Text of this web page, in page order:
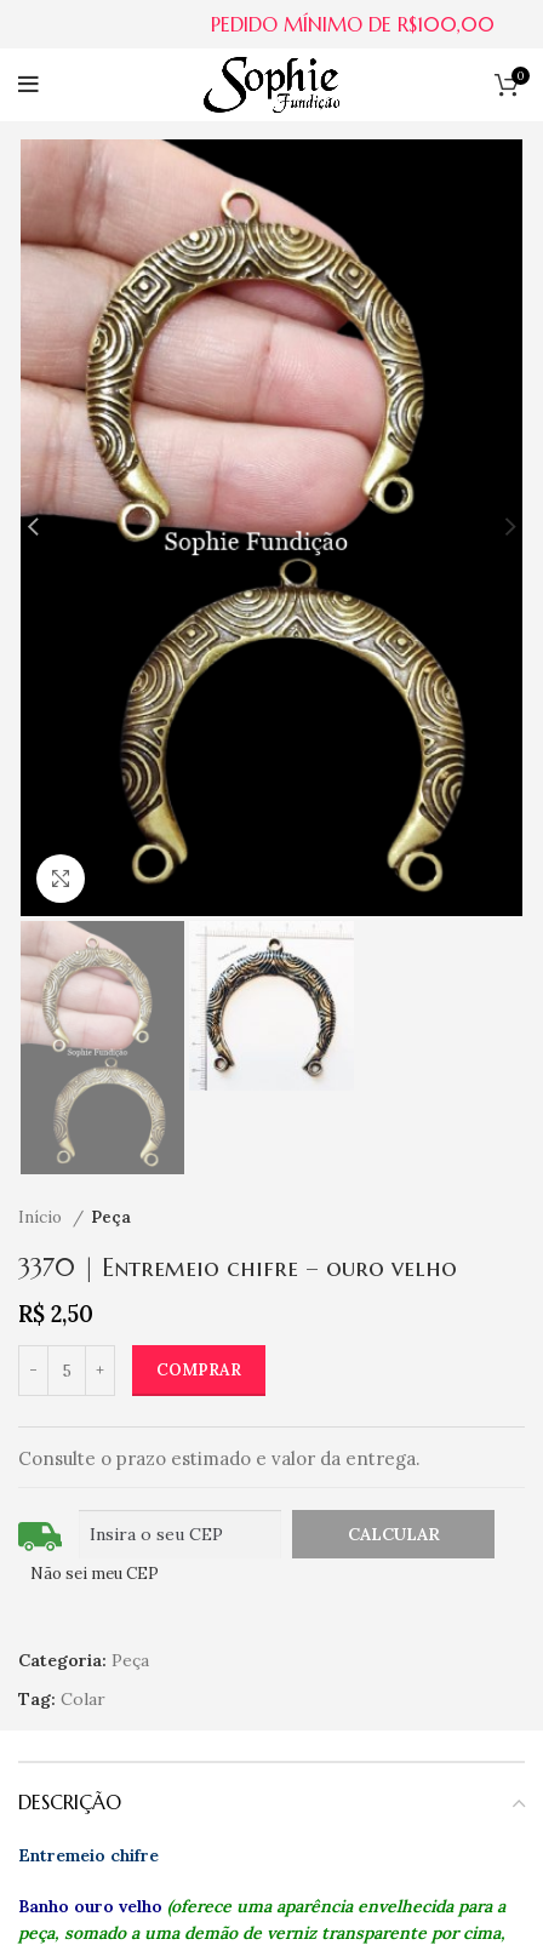
0
Clique para ampliar
Início Peça
3370 | Entremeio chifre – ouro velho
R$ 2,50
COMPRAR
Consulte o prazo estimado e valor da entrega.
Não sei meu CEP
Categoria: Peça
Tag: Colar
DESCRIÇÃO
Entremeio chifre
Banho ouro velho (oferece uma aparência envelhecida para a
peça, somado a uma demão de verniz transparente por cima,
PEDIDO MÍNIMO DE R$100,00